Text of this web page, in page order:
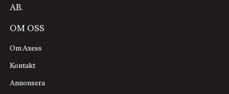
AB.
OM OSS
Om Axess
Kontakt
Annonsera